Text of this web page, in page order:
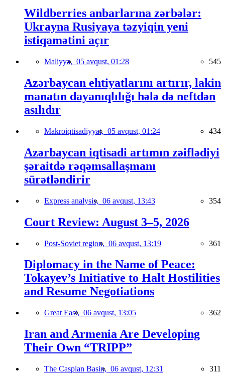
Wildberries anbarlarına zərbələr:
Ukrayna Rusiyaya təzyiqin yeni
istiqamətini açır
Maliyyə, 05 avqust, 01:28 545
Azərbaycan ehtiyatlarını artırır, lakin
manatın dayanıqlılığı hələ də neftdən
asılıdır
Makroiqtisadiyyat, 05 avqust, 01:24 434
Azərbaycan iqtisadi artımın zəiflədiyi
şəraitdə rəqəmsallaşmanı
sürətləndirir
Express analysis, 06 avqust, 13:43 354
Court Review: August 3–5, 2026
Post-Soviet region, 06 avqust, 13:19 361
Diplomacy in the Name of Peace:
Tokayev’s Initiative to Halt Hostilities
and Resume Negotiations
Great East, 06 avqust, 13:05 362
Iran and Armenia Are Developing
Their Own “TRIPP”
The Caspian Basin, 06 avqust, 12:31 311